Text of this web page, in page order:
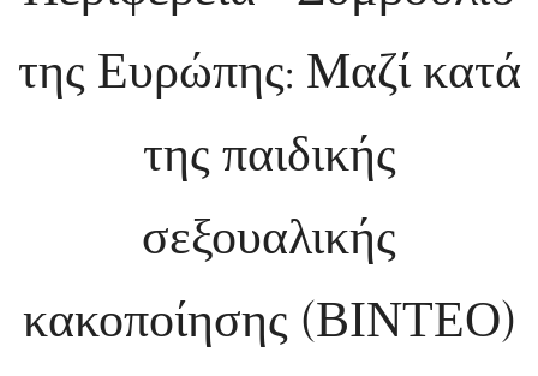
της Ευρώπης: Μαζί κατά
της παιδικής
σεξουαλικής
κακοποίησης (ΒΙΝΤΕΟ)